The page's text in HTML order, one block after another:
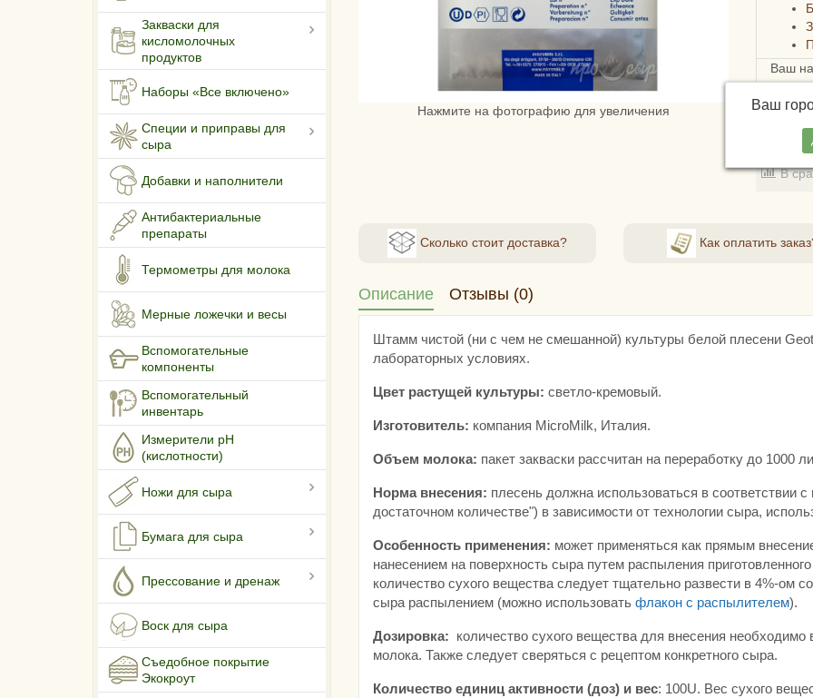
Закваски для
кисломолочных
продуктов
Наборы «Все включено»
Специи и приправы для
сыра
Добавки и наполнители
Антибактериальные
препараты
Термометры для молока
Мерные ложечки и весы
Вспомогательные
компоненты
Вспомогательный
инвентарь
Измерители pH
(кислотности)
Ножи для сыра
Бумага для сыра
Прессование и дренаж
Воск для сыра
Съедобное покрытие
Экокроут
Нажмите на фотографию для увеличения
Ваш
Ваш
В
В
Сколько стоит доставка? Как оплатить
Описание Отзывы (0)
Штамм чистой (ни с чем не смешанной) культуры белой плесени
лабораторных условиях.
Цвет растущей культуры: светло-кремовый.
Изготовитель: компания MicroMilk, Италия.
Объем молока: пакет закваски рассчитан на переработку до 1000
Норма внесения: плесень должна использоваться в соответствии
достаточном количестве") в зависимости от технологии сыра,
Особенность применения: может применяться как прямым
нанесением на поверхность сыра путем распыления
количество сухого вещества следует тщательно развести в 4%-ом
сыра распылением (можно использовать флакон с распылителем).
Дозировка: количество сухого вещества для внесения
молока. Также следует сверяться с рецептом конкретного сыра.
Количество единиц активности (доз) и вес: 100U. Вес сухого